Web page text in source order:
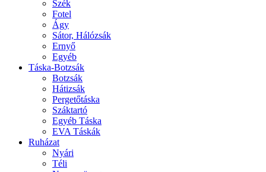
Szék
Fotel
Ágy
Sátor, Hálózsák
Ernyő
Egyéb
Táska-Botzsák
Botzsák
Hátizsák
Pergetőtáska
Száktartó
Egyéb Táska
EVA Táskák
Ruházat
Nyári
Téli